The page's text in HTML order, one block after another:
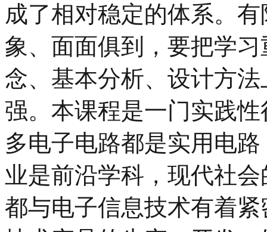
成了相对稳定的体系。
象、面面俱到，要把学
念、基本分析、设计方
强。本课程是一门实践
多电子电路都是实用电
业是前沿学科，现代社
都与电子信息技术有着